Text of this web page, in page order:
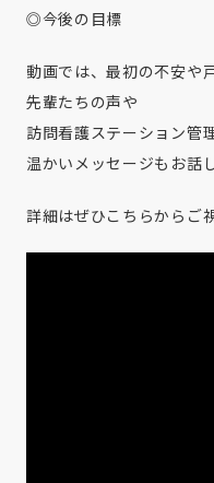
◎今後の目標
動画では、最初の不安や
先輩たちの声や
訪問看護ステーション管
温かいメッセージもお話
詳細はぜひこちらからご